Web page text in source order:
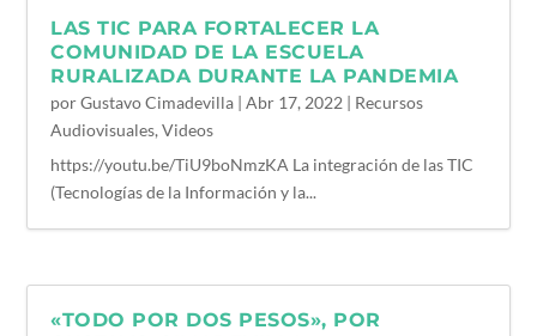
LAS TIC PARA FORTALECER LA
COMUNIDAD DE LA ESCUELA
RURALIZADA DURANTE LA PANDEMIA
porGustavo Cimadevilla |Abr 17, 2022 | Recursos
Audiovisuales,Videos
https://youtu.be/TiU9boNmzKA La integración de las TIC
(Tecnologías de la Información y la...
«TODO POR DOS PESOS», POR